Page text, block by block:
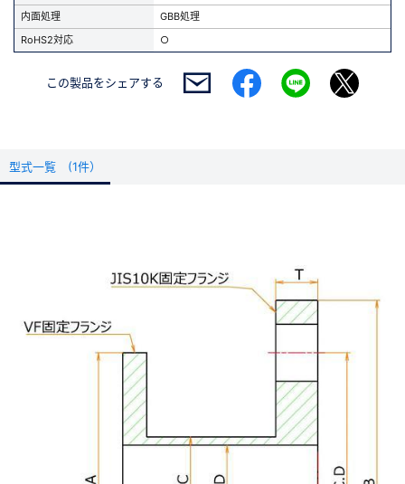
内面処理
GBB処理
RoHS2対応
○
この製品をシェアする
型式一覧 (1件）